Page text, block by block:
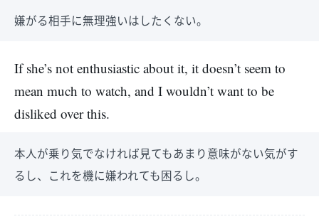
嫌がる相手に無理強いはしたくない。
If she’s not enthusiastic about it, it doesn’t seem to
mean much to watch, and I wouldn’t want to be
disliked over this.
本人が乗り気でなければ見てもあまり意味がない気がす
るし、これを機に嫌われても困るし。